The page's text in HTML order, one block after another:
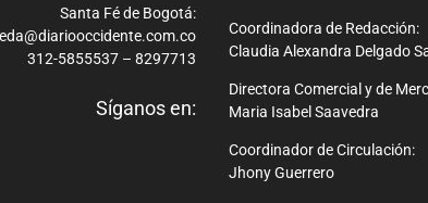
Santa Fé de Bogotá:
312-5855537 – 8297713
Síganos en:
Coordinadora de Redacción:
Claudia Alexandra Delgado
Directora Comercial y de
Maria Isabel Saavedra
Coordinador de Circulación:
Jhony Guerrero